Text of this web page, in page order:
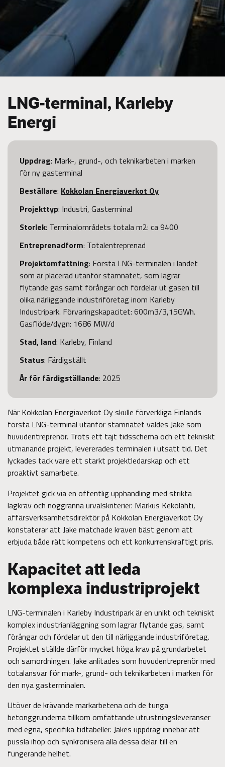
LNG-terminal, Karleby
Energi
Uppdrag: Mark-, grund-, och teknikarbeten i marken
för ny gasterminal
Beställare: Kokkolan Energiaverkot Oy
Projekttyp: Industri, Gasterminal
Storlek: Terminalområdets totala m2: ca 9400
Entreprenadform: Totalentreprenad
Projektomfattning: Första LNG-terminalen i landet
som är placerad utanför stamnätet, som lagrar
flytande gas samt förångar och fördelar ut gasen till
olika närliggande industriföretag inom Karleby
Industripark. Förvaringskapacitet: 600m3/3,15GWh.
Gasflöde/dygn: 1686 MW/d
Stad, land: Karleby, Finland
Status: Färdigställt
År för färdigställande: 2025
När Kokkolan Energiaverkot Oy skulle förverkliga Finlands
första LNG-terminal utanför stamnätet valdes Jake som
huvudentreprenör. Trots ett tajt tidsschema och ett tekniskt
utmanande projekt, levererades terminalen i utsatt tid. Det
lyckades tack vare ett starkt projektledarskap och ett
proaktivt samarbete.
Projektet gick via en offentlig upphandling med strikta
lagkrav och noggranna urvalskriterier. Markus Kekolahti,
affärsverksamhetsdirektör på Kokkolan Energiaverkot Oy
konstaterar att Jake matchade kraven bäst genom att
erbjuda både rätt kompetens och ett konkurrenskraftigt pris.
Kapacitet att leda
komplexa industriprojekt
LNG-terminalen i Karleby Industripark är en unikt och tekniskt
komplex industrianläggning som lagrar flytande gas, samt
förångar och fördelar ut den till närliggande industriföretag.
Projektet ställde därför mycket höga krav på grundarbetet
och samordningen. Jake anlitades som huvudentreprenör med
totalansvar för mark-, grund- och teknikarbeten i marken för
den nya gasterminalen.
Utöver de krävande markarbetena och de tunga
betonggrunderna tillkom omfattande utrustningsleveranser
med egna, specifika tidtabeller. Jakes uppdrag innebar att
pussla ihop och synkronisera alla dessa delar till en
fungerande helhet.